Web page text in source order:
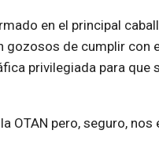
en el principal
de cumplir con
privilegiada para que
OTAN pero, seguro,